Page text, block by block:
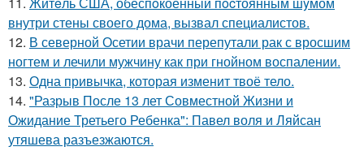
внутри стены своего дома, вызвал специалистов.
12. В северной Осетии врачи перепутали рак с вросшим
ногтем и лечили мужчину как при гнойном воспалении.
13. Одна привычка, которая изменит твоё тело.
14. "Разрыв После 13 лет Совместной Жизни и
Ожидание Третьего Ребенка": Павел воля и Ляйсан
утяшева разъезжаются.